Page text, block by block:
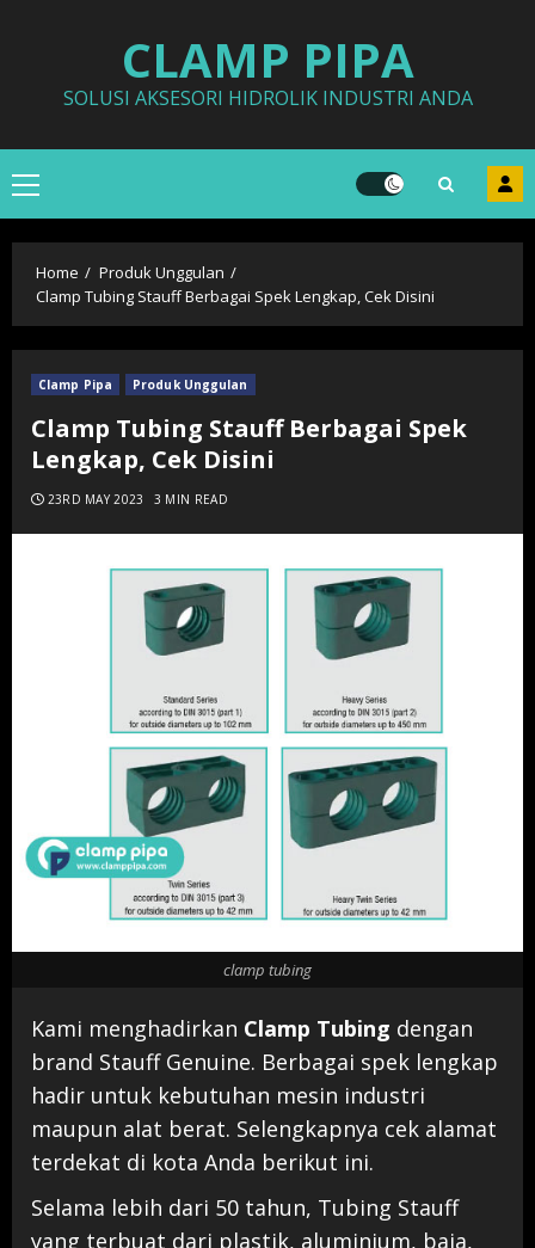
CLAMP PIPA
SOLUSI AKSESORI HIDROLIK INDUSTRI ANDA
Primary
Menu
Home
Produk Unggulan
Clamp Tubing Stauff Berbagai Spek Lengkap, Cek Disini
Clamp Pipa Produk Unggulan
Clamp Tubing Stauff Berbagai Spek
Lengkap, Cek Disini
23RD MAY 2023 3 MIN READ
clamp tubing
Kami menghadirkan Clamp Tubing dengan
brand Stauff Genuine. Berbagai spek lengkap
hadir untuk kebutuhan mesin industri
maupun alat berat. Selengkapnya cek alamat
terdekat di kota Anda berikut ini.
Selama lebih dari 50 tahun, Tubing Stauff
yang terbuat dari plastik, aluminium, baja,